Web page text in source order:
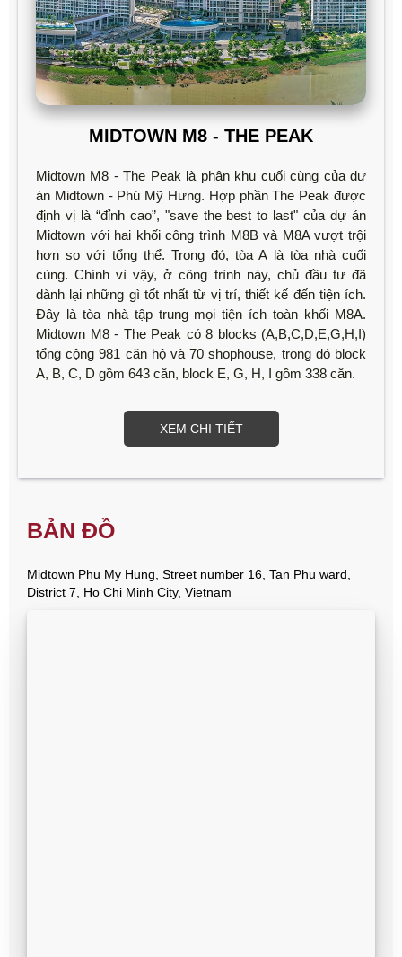
MIDTOWN M8 - THE PEAK
Midtown M8 - The Peak là phân khu cuối cùng của dự
án Midtown - Phú Mỹ Hưng. Hợp phần The Peak được
định vị là “đỉnh cao”, "save the best to last" của dự án
Midtown với hai khối công trình M8B và M8A vượt trội
hơn so với tổng thể. Trong đó, tòa A là tòa nhà cuối
cùng. Chính vì vậy, ở công trình này, chủ đầu tư đã
dành lại những gì tốt nhất từ vị trí, thiết kế đến tiện ích.
Đây là tòa nhà tập trung mọi tiện ích toàn khối M8A.
Midtown M8 - The Peak có 8 blocks (A,B,C,D,E,G,H,I)
tổng cộng 981 căn hộ và 70 shophouse, trong đó block
A, B, C, D gồm 643 căn, block E, G, H, I gồm 338 căn.
XEM CHI TIẾT
BẢN ĐỒ
Midtown Phu My Hung, Street number 16, Tan Phu ward,
District 7, Ho Chi Minh City, Vietnam